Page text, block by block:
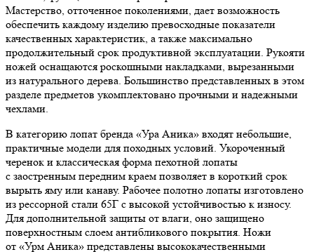
Мастерство, отточенное поколениями, дает возможность
обеспечить каждому изделию превосходные показатели
качественных характеристик, а также максимально
продолжительный срок продуктивной эксплуатации. Рукояти
ножей оснащаются роскошными накладками, вырезанными
из натурального дерева. Большинство представленных в этом
разделе предметов укомплектовано прочными и надежными
чехлами.
В категорию лопат бренда «Ура Аника» входят небольшие,
практичные модели для походных условий. Укороченный
черенок и классическая форма пехотной лопаты
с заостренным передним краем позволяет в короткий срок
вырыть яму или канаву. Рабочее полотно лопаты изготовлено
из рессорной стали 65Г с высокой устойчивостью к износу.
Для дополнительной защиты от влаги, оно защищено
поверхностным слоем антибликового покрытия. Ножи
от «Урм Аника» представлены высококачественными